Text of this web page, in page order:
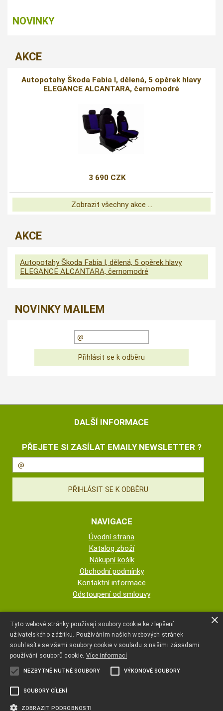
NOVINKY
AKCE
Autopotahy Škoda Fabia I, dělená, 5 opěrek hlavy
ELEGANCE ALCANTARA, černomodré
3 690 CZK
Zobrazit všechny akce ...
AKCE
Autopotahy Škoda Fabia I, dělená, 5 opěrek hlavy
ELEGANCE ALCANTARA, černomodré
NOVINKY MAILEM
DALŠÍ INFORMACE
PŘEJETE SI ZASÍLAT EMAILY NEWSLETTER ?
NAVIGACE
Úvodní strana
Katalog zboží
Nákupní košík
Obchodní podmínky
Kontaktní informace
Odstoupení od smlouvy
ESHOP PROVOZUJE
AUTOPOTAHY NOVOTNÝ - KRISTA
NOVOTNÁ
+420 777 107 600
×
Tyto webové stránky používají soubory cookie ke zlepšení
uživatelského zážitku. Používáním našich webových stránek
souhlasíte se všemi soubory cookie v souladu s našimi zásadami
používání souborů cookie. Více informací
NEZBYTNĚ NUTNÉ SOUBORY VÝKONOVÉ SOUBORY
SOUBORY CÍLENÍ
ZOBRAZIT PODROBNOSTI